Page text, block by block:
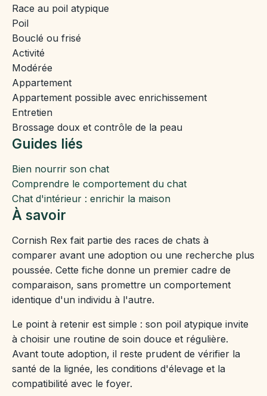
Race au poil atypique
Poil
Bouclé ou frisé
Activité
Modérée
Appartement
Appartement possible avec enrichissement
Entretien
Brossage doux et contrôle de la peau
Guides liés
Bien nourrir son chat
Comprendre le comportement du chat
Chat d'intérieur : enrichir la maison
À savoir
Cornish Rex fait partie des races de chats à
comparer avant une adoption ou une recherche plus
poussée. Cette fiche donne un premier cadre de
comparaison, sans promettre un comportement
identique d'un individu à l'autre.
Le point à retenir est simple : son poil atypique invite
à choisir une routine de soin douce et régulière.
Avant toute adoption, il reste prudent de vérifier la
santé de la lignée, les conditions d'élevage et la
compatibilité avec le foyer.